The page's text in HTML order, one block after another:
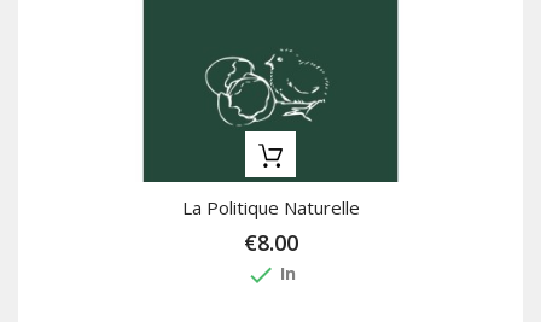
La Politique Naturelle
€8.00
done In